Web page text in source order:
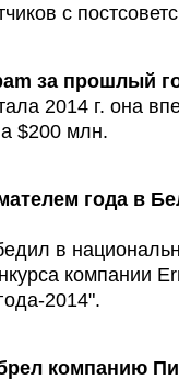
с
за прошлый
2014 г. она
$200 млн.
года в
в
компании
2014".
компанию